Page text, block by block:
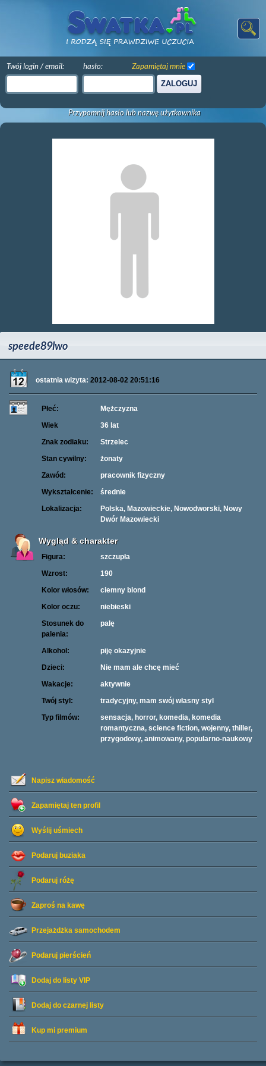
Twój login / email: hasło:
ZALOGUJ
Zapamiętaj mnie
Przypomnij hasło lub nazwę użytkownika
speede89lwo
ostatnia wizyta: 2012-08-02 20:51:16
Napisz wiadomość
Zapamiętaj ten profil
Wyślij uśmiech
Podaruj buziaka
Podaruj różę
Zaproś na kawę
Przejażdżka samochodem
Podaruj pierścień
Dodaj do listy VIP
Dodaj do czarnej listy
Kup mi premium
Płeć:
Mężczyzna
Wiek
36 lat
Znak zodiaku:
Strzelec
Stan cywilny:
żonaty
Zawód:
pracownik fizyczny
Wykształcenie:
średnie
Lokalizacja:
Polska, Mazowieckie, Nowodworski, Nowy
Dwór Mazowiecki
Wygląd & charakter
Figura:
szczupła
Wzrost:
190
Kolor włosów:
ciemny blond
Kolor oczu:
niebieski
Stosunek do
palenia:
palę
Alkohol:
piję okazyjnie
Dzieci:
Nie mam ale chcę mieć
Wakacje:
aktywnie
Twój styl:
tradycyjny, mam swój własny styl
Typ filmów:
sensacja, horror, komedia, komedia
romantyczna, science fiction, wojenny, thiller,
przygodowy, animowany, popularno-naukowy